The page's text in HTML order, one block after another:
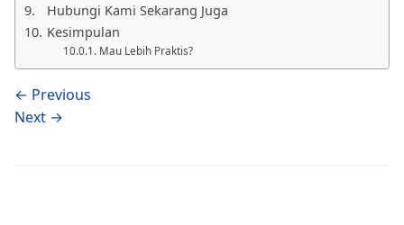
Hubungi Kami Sekarang Juga
Kesimpulan
Mau Lebih Praktis?
← Previous
Next →